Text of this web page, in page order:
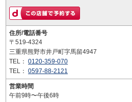
住所/電話番号
〒519-4324
三重県熊野市井戸町字馬留4947
TEL： 0120-359-070
TEL： 0597-88-2121
営業時間
午前9時〜午後6時